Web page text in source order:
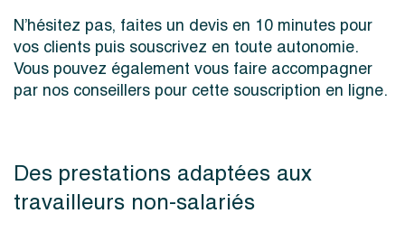
N’hésitez pas, faites un devis en 10 minutes pour
vos clients puis souscrivez en toute autonomie.
Vous pouvez également vous faire accompagner
par nos conseillers pour cette souscription en ligne.
Des prestations adaptées aux
travailleurs non-salariés